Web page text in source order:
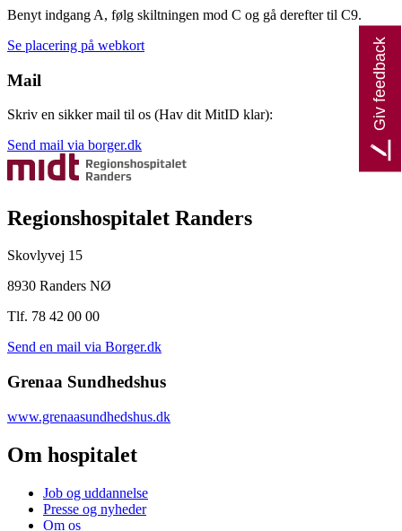
Benyt indgang A, følg skiltningen mod C og gå derefter til C9.
Se placering på webkort
Mail
Skriv en sikker mail til os (Hav dit MitID klar):
Send mail via borger.dk
Regionshospitalet Randers
Skovlyvej 15
8930 Randers NØ
Tlf. 78 42 00 00
Send en mail via Borger.dk
Grenaa Sundhedshus
www.grenaasundhedshus.dk
Om hospitalet
Job og uddannelse
Presse og nyheder
Om os
Giv feedback